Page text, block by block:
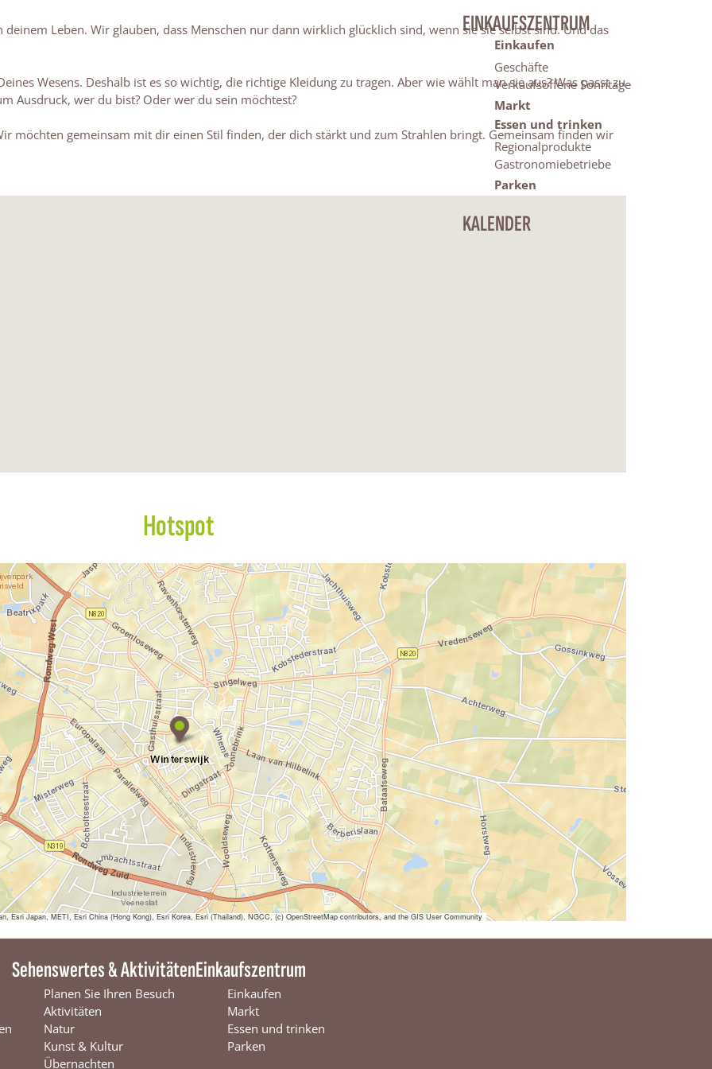
EINKAUFSZENTRUM
Einkaufen
Geschäfte
Verkaufsoffene Sonntage
Markt
Essen und trinken
Regionalprodukte
Gastronomiebetriebe
Parken
KALENDER
Leben. Wir glauben, dass Menschen nur dann wirklich glücklich sind, wenn sie sie selbst sind. Und das
Wesens. Deshalb ist es so wichtig, die richtige Kleidung zu tragen. Aber wie wählt man sie aus? Was passt zu
Ausdruck, wer du bist? Oder wer du sein möchtest?
möchten gemeinsam mit dir einen Stil finden, der dich stärkt und zum Strahlen bringt. Gemeinsam finden wir
Hotspot
S
h
o
e
b
y
Esri Japan, METI, Esri China (Hong Kong), Esri Korea, Esri (Thailand), NGCC, (c) OpenStreetMap contributors, and the GIS User Community
Sehenswertes & Aktivitäten
Planen Sie Ihren Besuch
Aktivitäten
Natur
Kunst & Kultur
Übernachten
Einkaufszentrum
Einkaufen
Markt
Essen und trinken
Parken